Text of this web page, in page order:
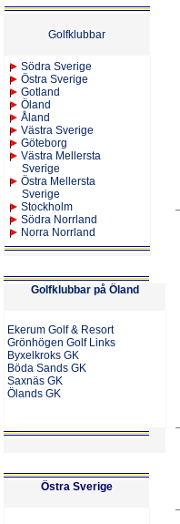
Golfklubbar
Södra Sverige
Östra Sverige
Gotland
Öland
Åland
Västra Sverige
Göteborg
Västra Mellersta
Sverige
Östra Mellersta
Sverige
Stockholm
Södra Norrland
Norra Norrland
Golfklubbar på Öland
Ekerum Golf & Resort
Grönhögen Golf Links
Byxelkroks GK
Böda Sands GK
Saxnäs GK
Ölands GK
Östra Sverige